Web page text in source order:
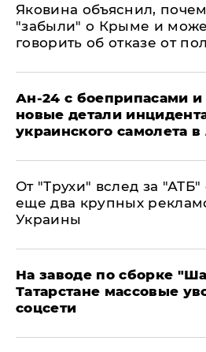
Яковина объяснил,
"забыли" о Крыме и
говорить об отказе от
Ан-24 с боеприпасами и
новые детали
украинского самолета
От "Трухи" вслед за "АТБ"
еще два крупных
Украины
На заводе по сборке
Татарстане массовые
соцсети